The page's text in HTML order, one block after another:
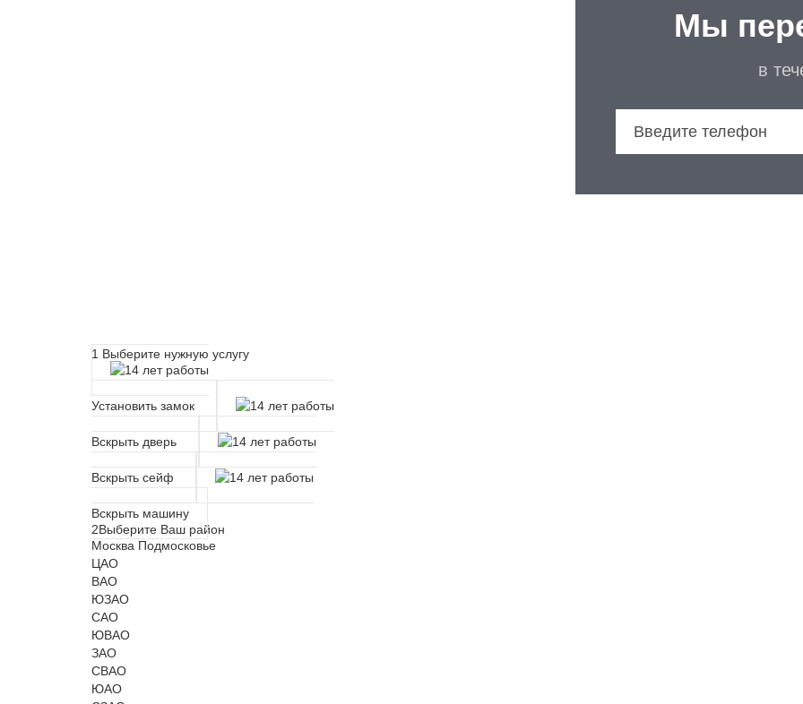
Мы
в
1 Выберите нужную услугу
Установить замок
Вскрыть дверь
Вскрыть сейф
Вскрыть машину
2Выберите Ваш район
Москва Подмосковье
ЦАО
ВАО
ЮЗАО
САО
ЮВАО
ЗАО
СВАО
ЮАО